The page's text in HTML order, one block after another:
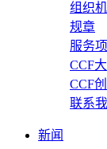
组织
规章
服务
CCF
CCF
联系我
新闻